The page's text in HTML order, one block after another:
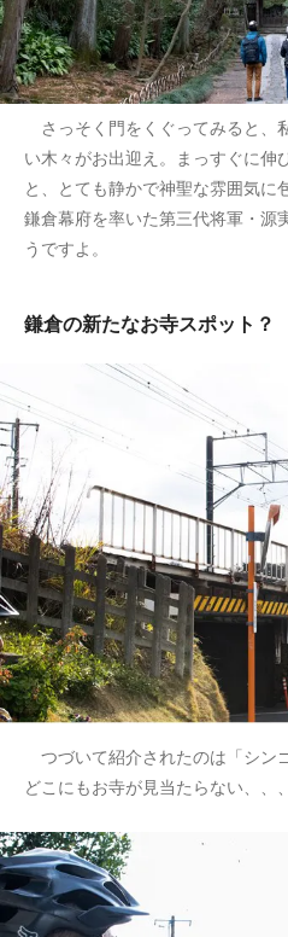
さっそく門をくぐってみると、
い木々がお出迎え。まっすぐに伸
と、とても静かで神聖な雰囲気に
鎌倉幕府を率いた第三代将軍・源
うですよ。
鎌倉の新たなお寺スポット？
つづいて紹介されたのは「シン
どこにもお寺が見当たらない、、